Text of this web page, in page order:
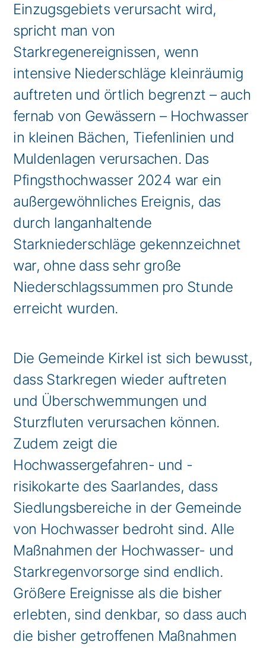
Einzugsgebiets verursacht wird,
spricht man von
Starkregenereignissen, wenn
intensive Niederschläge kleinräumig
auftreten und örtlich begrenzt – auch
fernab von Gewässern – Hochwasser
in kleinen Bächen, Tiefenlinien und
Muldenlagen verursachen. Das
Pfingsthochwasser 2024 war ein
außergewöhnliches Ereignis, das
durch langanhaltende
Starkniederschläge gekennzeichnet
war, ohne dass sehr große
Niederschlagssummen pro Stunde
erreicht wurden.
Die Gemeinde Kirkel ist sich bewusst,
dass Starkregen wieder auftreten
und Überschwemmungen und
Sturzfluten verursachen können.
Zudem zeigt die
Hochwassergefahren- und -
risikokarte des Saarlandes, dass
Siedlungsbereiche in der Gemeinde
von Hochwasser bedroht sind. Alle
Maßnahmen der Hochwasser- und
Starkregenvorsorge sind endlich.
Größere Ereignisse als die bisher
erlebten, sind denkbar, so dass auch
die bisher getroffenen Maßnahmen